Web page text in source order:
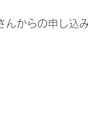
んからの申し込